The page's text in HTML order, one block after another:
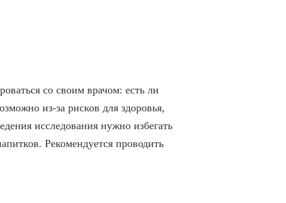
со своим врачом: есть ли
из-за рисков для здоровья,
исследования нужно избегать
Рекомендуется проводить